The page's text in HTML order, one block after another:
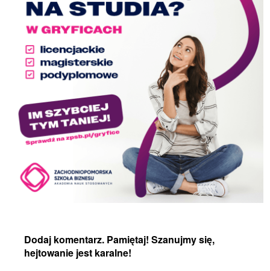
Dodaj komentarz. Pamiętaj! Szanujmy się,
hejtowanie jest karalne!